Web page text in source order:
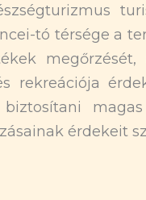
tó térsége a
megőrzését,
rekreációja
érdekeit